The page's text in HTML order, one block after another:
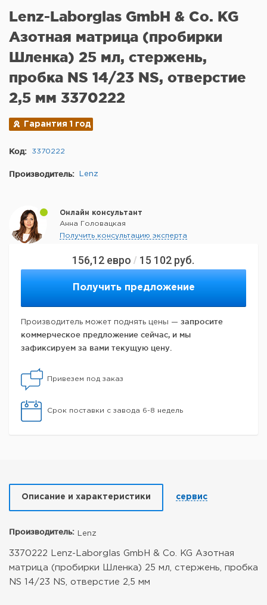
156,12 евро / 15 102 руб.
Получить предложение
Производитель может поднять цены — запросите
коммерческое предложение сейчас, и мы
зафиксируем за вами текущую цену.
Привезем под заказ
Срок поставки с завода 6-8 недель
Lenz-Laborglas GmbH & Co. KG
Азотная матрица (пробирки
Шленка) 25 мл, стержень,
пробка NS 14/23 NS, отверстие
2,5 мм 3370222
Гарантия 1 год
Код: 3370222
Производитель: Lenz
Онлайн консультант
Анна Головацкая
Получить консультацию эксперта
Описание и характеристики сервис
Производитель: Lenz
3370222 Lenz-Laborglas GmbH & Co. KG Азотная
матрица (пробирки Шленка) 25 мл, стержень, пробка
NS 14/23 NS, отверстие 2,5 мм